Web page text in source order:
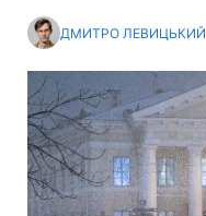
ДМИТРО ЛЕВИЦЬКИЙ